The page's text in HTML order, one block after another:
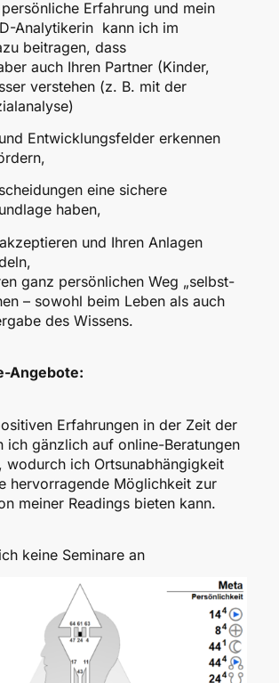
Erfahrung und mein
Analytikerin kann ich im
beitragen, dass
auch Ihren Partner (Kinder,
verstehen (z. B. mit der
Entwicklungsfelder erkennen
eine sichere
haben,
und Ihren Anlagen
ganz persönlichen Weg „selbst-
– sowohl beim Leben als auch
des Wissens.
Angebote:
Erfahrungen in der Zeit der
ich gänzlich auf online-Beratungen
wodurch ich Ortsunabhängigkeit
hervorragende Möglichkeit zur
meiner Readings bieten kann.
keine Seminare an